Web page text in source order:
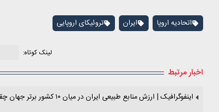
اتحادیه اروپا ایران تروئیکای اروپایی
لینک کوتاه:
اخبار مرتبط
اینفوگرافیک | ارزش منابع طبیعی ایران در میان ۱۰ کشور برتر جهان چقدر است؟ + جدول